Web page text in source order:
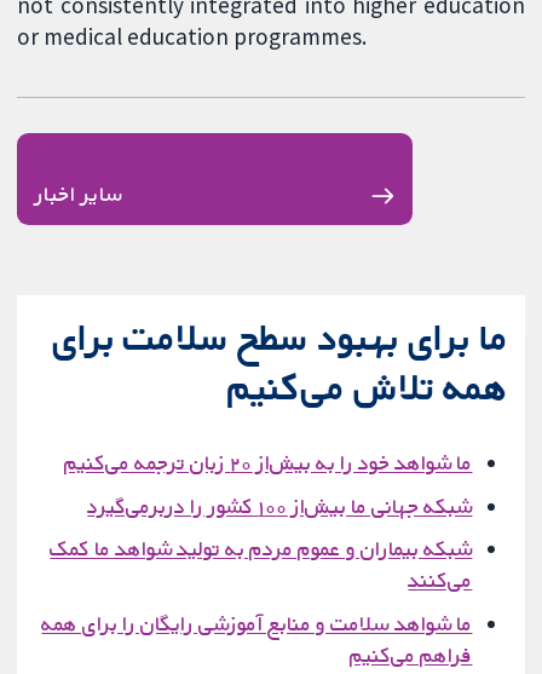
or medical education programmes.
سایر اخبار
ما برای بهبود سطح سلامت برای
همه تلاش می‌کنیم
ما شواهد خود را به بیش‌از ۲۰ زبان ترجمه می‌کنیم
شبکه جهانی ما بیش‌از‌ ۱۰۰ کشور را دربرمی‌گیرد
شبکه بیماران و عموم مردم به تولید شواهد ما کمک
می‌کنند
ما شواهد سلامت و منابع آموزشی رایگان را برای همه
فراهم می‌کنیم